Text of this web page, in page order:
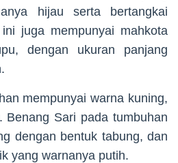
hijau serta bertangkai
juga mempunyai mahkota
dengan ukuran panjang
mempunyai warna kuning,
Benang Sari pada tumbuhan
dengan bentuk tabung, dan
yang warnanya putih.